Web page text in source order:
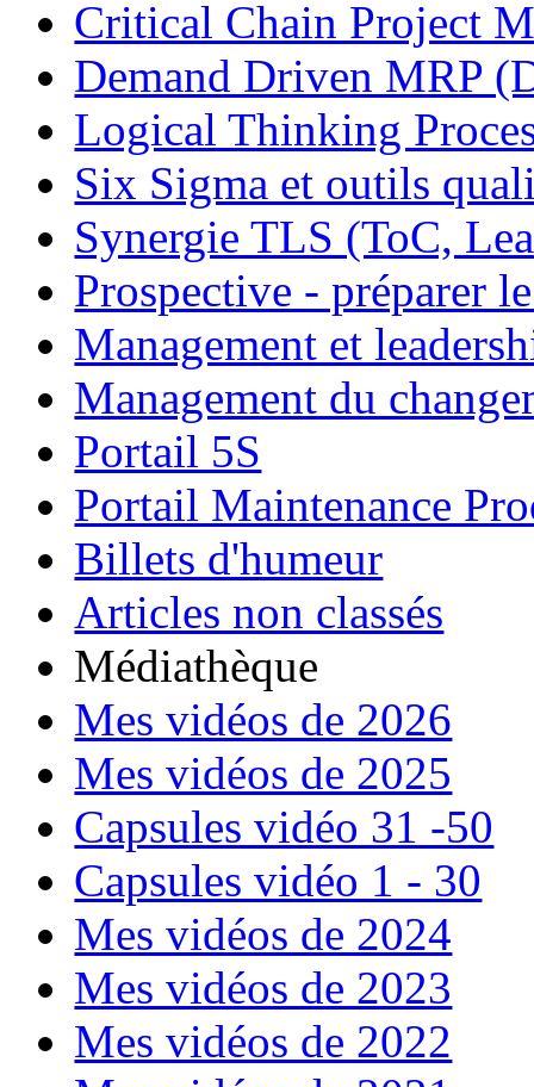
Critical Chain Project
Demand Driven MRP
Logical Thinking
Six Sigma et outils
Synergie TLS (ToC,
Prospective - préparer
Management et
Management du
Portail 5S
Portail Maintenance
Billets d'humeur
Articles non classés
Médiathèque
Mes vidéos de 2026
Mes vidéos de 2025
Capsules vidéo 31 -50
Capsules vidéo 1 - 30
Mes vidéos de 2024
Mes vidéos de 2023
Mes vidéos de 2022